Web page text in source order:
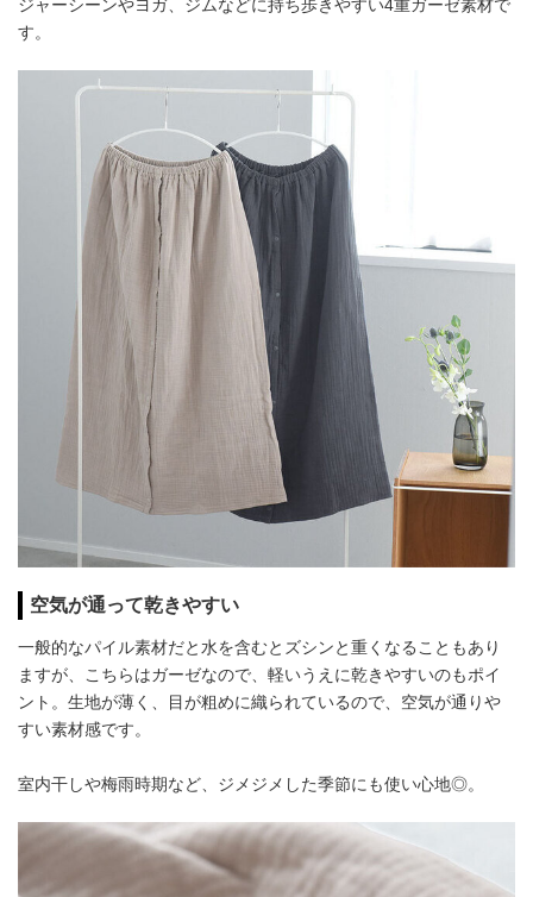
ジャーシーンやヨガ、ジムなどに持ち歩きやすい4重ガーゼ素材で
す。
空気が通って乾きやすい
一般的なパイル素材だと水を含むとズシンと重くなることもあり
ますが、こちらはガーゼなので、軽いうえに乾きやすいのもポイ
ント。生地が薄く、目が粗めに織られているので、空気が通りや
すい素材感です。
室内干しや梅雨時期など、ジメジメした季節にも使い心地◎。